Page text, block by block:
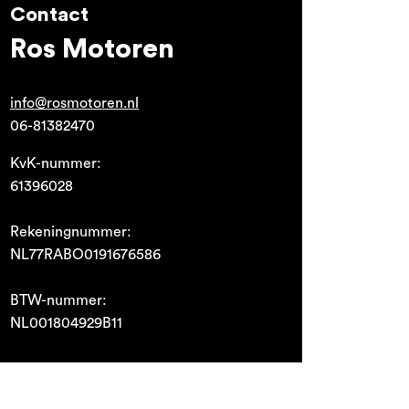
Contact
Ros Motoren
info@rosmotoren.nl
06-81382470
KvK-nummer:
61396028
Rekeningnummer:
NL77RABO0191676586
BTW-nummer:
NL001804929B11